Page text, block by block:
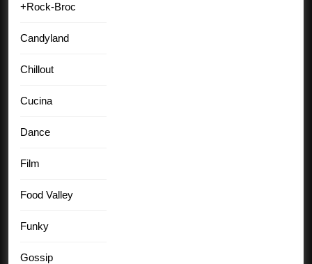
+Rock-Broc
Candyland
Chillout
Cucina
Dance
Film
Food Valley
Funky
Gossip